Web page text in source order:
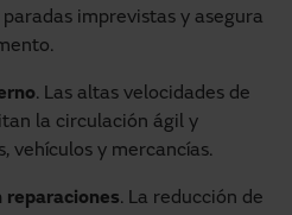
imprevistas y asegura
. Las altas velocidades de
la circulación ágil y
vehículos y mercancías.
reparaciones. La reducción de